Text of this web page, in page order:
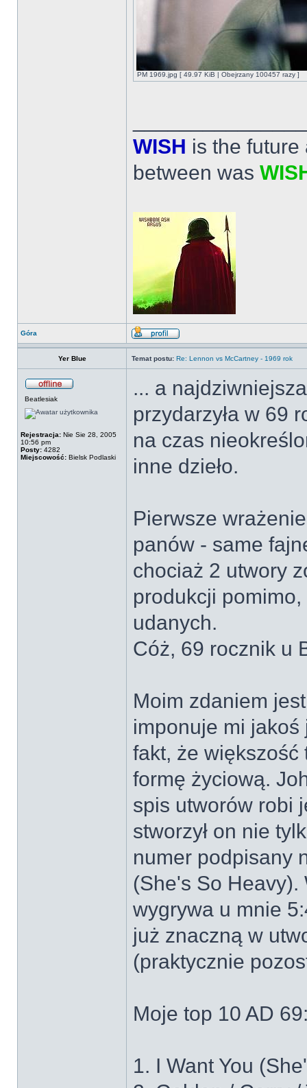
PM 1969.jpg [ 49.97 KiB | Obejrzany 100457 razy ]
WISH is the
between was
Góra
Yer Blue Temat postu: Re: Lennon vs McCartney - 1969 rok
Beatlesiak
Rejestracja: Nie Sie 28, 2005
10:56 pm
Posty: 4282
Miejscowość: Bielsk Podlaski
... a
przydarzyła w 69
na czas
inne dzieło.
Pierwsze
panów - same
chociaż 2 utwory
produkcji
udanych.
Cóż, 69 rocznik u
Moim zdaniem
imponuje mi
fakt, że większość
formę życiową.
spis utworów robi
stworzył on nie
numer podpisany
(She's So
wygrywa u mnie
już znaczną w
(praktycznie
Moje top 10 AD
1. I Want You